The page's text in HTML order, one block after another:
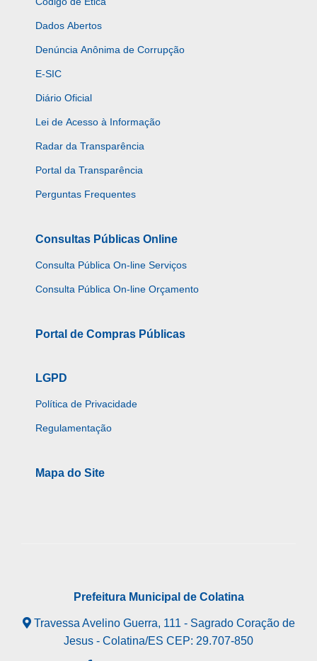
Dados Abertos
Denúncia Anônima de Corrupção
E-SIC
Diário Oficial
Lei de Acesso à Informação
Radar da Transparência
Portal da Transparência
Perguntas Frequentes
Consultas Públicas Online
Consulta Pública On-line Serviços
Consulta Pública On-line Orçamento
Portal de Compras Públicas
LGPD
Política de Privacidade
Regulamentação
Mapa do Site
Prefeitura Municipal de Colatina
Travessa Avelino Guerra, 111 - Sagrado Coração de
Jesus - Colatina/ES CEP: 29.707-850